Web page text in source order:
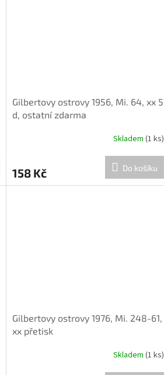
Gilbertovy ostrovy 1956, Mi. 64, xx 5
d, ostatní zdarma
Skladem (1 ks)
158 Kč Do košíku
Gilbertovy ostrovy 1976, Mi. 248-61,
xx přetisk
Skladem (1 ks)